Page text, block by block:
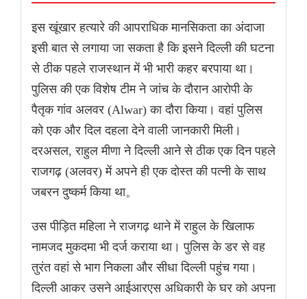
इस खूंखार हत्यारे की आपराधिक मानसिकता का अंदाजा
इसी बात से लगाया जा सकता है कि इसने दिल्ली की घटना
से ठीक पहले राजस्थान में भी भारी कहर बरपाया था।
पुलिस की एक विशेष टीम ने जांच के दौरान आरोपी के
पैतृक गांव अलवर (Alwar) का दौरा किया। वहां पुलिस
को एक और दिल दहला देने वाली जानकारी मिली।
दरअसल, राहुल मीणा ने दिल्ली आने से ठीक एक दिन पहले
राजगढ़ (अलवर) में अपने ही एक दोस्त की पत्नी के साथ
जबरन दुष्कर्म किया था。
उस पीड़ित महिला ने राजगढ़ थाने में राहुल के खिलाफ
नामजद मुकदमा भी दर्ज कराया था। पुलिस के डर से वह
तुरंत वहां से भाग निकला और सीधा दिल्ली पहुंच गया।
दिल्ली आकर उसने आईआरएस अधिकारी के घर को अपना